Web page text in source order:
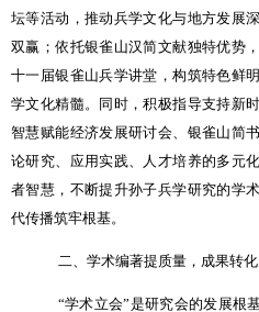
坛等活动，推动兵学文化与地方发展
双赢；依托银雀山汉简文献独特优势
十一届银雀山兵学讲堂，构筑特色鲜
学文化精髓。同时，积极指导支持新
智慧赋能经济发展研讨会、银雀山简
论研究、应用实践、人才培养的多元
者智慧，不断提升孙子兵学研究的学
代传播筑牢根基。
二、学术编著提质量，成果转
“学术立会”是研究会的发展根